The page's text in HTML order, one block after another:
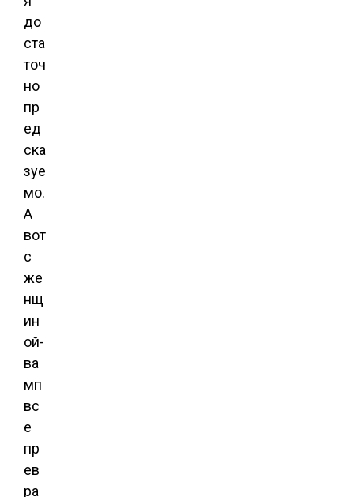
до
ста
точ
но
пр
ед
ска
зуе
мо.
А
вот
с
же
нщ
ин
ой-
ва
мп
вс
е
пр
ев
ра